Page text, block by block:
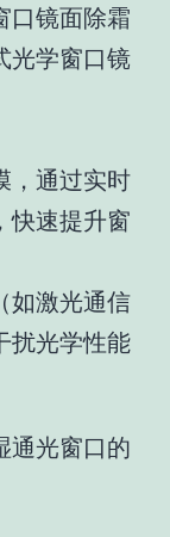
口镜面除霜
光学窗口镜
，通过实时
快速提升窗
如激光通信
扰光学性能
通光窗口的